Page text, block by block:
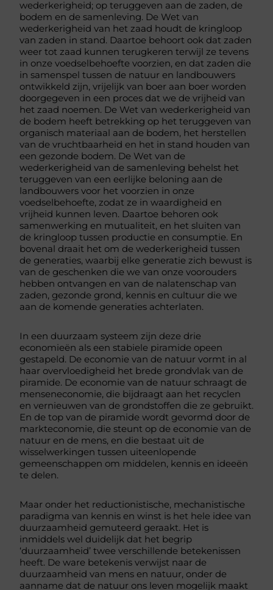
wederkerigheid; op teruggeven aan de zaden, de
bodem en de samenleving. De Wet van
wederkerigheid van het zaad houdt de kringloop
van zaden in stand. Daartoe behoort ook dat zaden
weer tot zaad kunnen terugkeren terwijl ze tevens
in onze voedselbehoefte voorzien, en dat zaden die
in samenspel tussen de natuur en landbouwers
ontwikkeld zijn, vrijelijk van boer aan boer worden
doorgegeven in een proces dat we de vrijheid van
het zaad noemen. De Wet van wederkerigheid van
de bodem heeft betrekking op het teruggeven van
organisch materiaal aan de bodem, het herstellen
van de vruchtbaarheid en het in stand houden van
een gezonde bodem. De Wet van de
wederkerigheid van de samenleving behelst het
teruggeven van een eerlijke beloning aan de
landbouwers voor het voorzien in onze
voedselbehoefte, zodat ze in waardigheid en
vrijheid kunnen leven. Daartoe behoren ook
samenwerking en mutualiteit, en het sluiten van
de kringloop tussen productie en consumptie. En
bovenal draait het om de wederkerigheid tussen
de generaties, waarbij elke generatie zich bewust is
van de geschenken die we van onze voorouders
hebben ontvangen en van de nalatenschap van
zaden, gezonde grond, kennis en cultuur die we
aan de komende generaties achterlaten.
In een duurzaam systeem zijn deze drie
economieën als een stabiele piramide opeen
gestapeld. De economie van de natuur vormt in al
haar overvloedigheid het brede grondvlak van de
piramide. De economie van de natuur schraagt de
menseneconomie, die bijdraagt aan het recyclen
en vernieuwen van de grondstoffen die ze gebruikt.
En de top van de piramide wordt gevormd door de
markteconomie, die steunt op de economie van de
natuur en de mens, en die bestaat uit de
wisselwerkingen tussen uiteenlopende
gemeenschappen om middelen, kennis en ideeën
te delen.
Maar onder het reductionistische, mechanistische
paradigma van kennis en winst is het hele idee van
duurzaamheid gemuteerd geraakt. Het is
inmiddels wel duidelijk dat het begrip
‘duurzaamheid’ twee verschillende betekenissen
heeft. De ware betekenis verwijst naar de
duurzaamheid van mens en natuur, onder de
aanname dat de natuur ons leven mogelijk maakt